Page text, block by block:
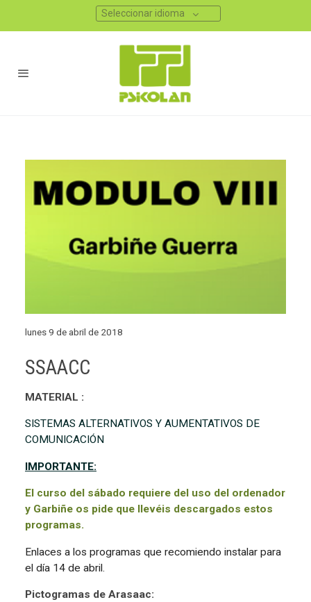
Seleccionar idioma
lunes 9 de abril de 2018
SSAACC
MATERIAL :
SISTEMAS ALTERNATIVOS Y AUMENTATIVOS DE
COMUNICACIÓN
IMPORTANTE:
El curso del sábado requiere del uso del ordenador
y Garbiñe os pide que llevéis descargados estos
programas.
Enlaces a los programas que recomiendo instalar para
el día 14 de abril.
Pictogramas de Arasaac: